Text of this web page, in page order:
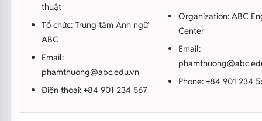
thuật
Tổ chức: Trung tâm Anh ngữ
ABC
Email:
phamthuong@abc.edu.vn
Điện thoại: +84 901 234 567
Organization: ABC
Center
Email:
Phone: +84 901 234